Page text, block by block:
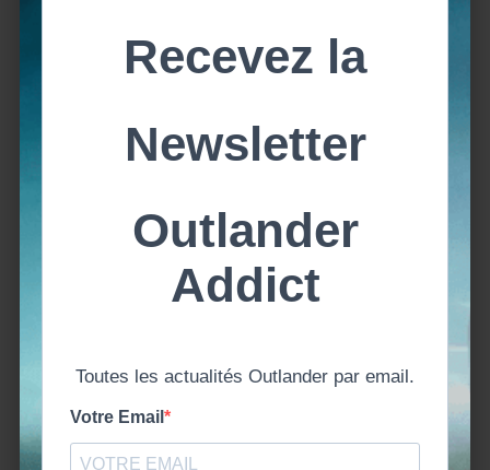
Bonjour, au revoir Découvrez le livre dont est tiré cet
LIRE L'ARTICLE
CHARNELLE | AUTOUR DE L’EPISODE 12
Aurélie Outlander Addict
Podcasts Saison
Outlander
Télécharger le Podcast OutlanderAddict – S07E12 –
Connaissance charnelle (clic droit > Enregistrer le lien
sous…) Prolongez l’expérience sur Outlander Addict